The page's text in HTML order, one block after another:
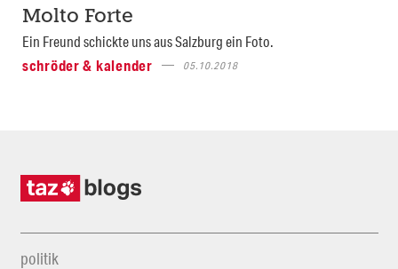
Molto Forte
Ein Freund schickte uns aus Salzburg ein Foto.
schröder & kalender
05.10.2018
politik